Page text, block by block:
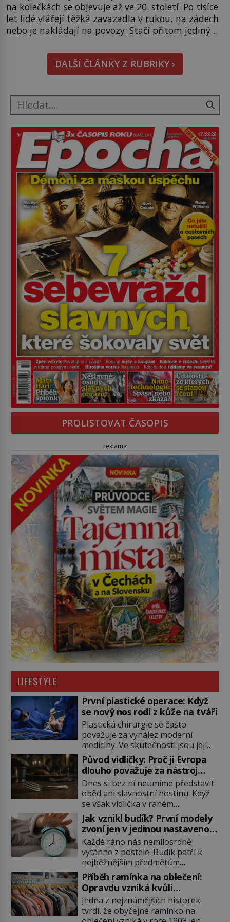
na kolečkách se objevuje až ve 20. století. Po tisíce
let lidé vláčejí těžká zavazadla v rukou, na zádech
nebo je nakládají na povozy. Stačí přitom jediný
nikdo dlouho nedostane. Až jednou se na letišti
ozve věta, která změní […]
DALŠÍ ČLÁNKY Z RUBRIKY ›
PROLISTOVAT ČASOPIS
reklama
LIFESTYLE
První plastické operace: Když
se nový nos rodí z kůže na tváři
Plastická chirurgie se často
považuje za vynález moderní
medicíny. Ve skutečnosti jsou její
kořeny staré více než dva a půl
tisíce let. V dobách, kdy ještě
neexistují antibiotika ani anestezie,
se odvážní lékaři pokoušejí vracet
lidem tváře znetvořené válkou,
tresty nebo nehodami. Jejich
metody jsou překvapivě
promyšlené a některé principy
používají chirurgové dodnes. Úplně
první […]
Původ vidličky: Proč ji Evropa
dlouho považuje za nástroj
samotného satana?
Dnes si bez ní neumíme představit
oběd ani slavnostní hostinu. Když
se však vidlička v raném
středověku objevuje na evropských
stolech, vzbuzuje pohoršení,
posměch i strach. Mnozí duchovní ji
označují za projev pýchy a
zbytečného přepychu, někteří
dokonce za nástroj ďábla. Trvá
téměř sedm století, než se z
opovrhovaného předmětu stává
nepostradatelná součást stolování.
První […]
Jak vznikl budík? První modely
zvoní jen v jedinou nastavenou
hodinu
Každé ráno nás nemilosrdně
vytáhne z postele. Budík patří k
nejběžnějším předmětům
domácnosti, jeho cesta k dnešní
podobě je ale překvapivě dlouhá.
První lidé se probouzejí podle
slunce, kohoutů nebo kostelních
zvonů. Když se konečně objeví
Příběh ramínka na oblečení:
Opravdu vzniká kvůli
zapomenutému kabátu?
Jedna z nejznámějších historek
tvrdí, že obyčejné ramínko na